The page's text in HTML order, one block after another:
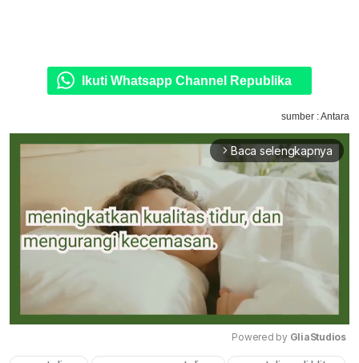
Ikuti Whatsapp Channel Republika
sumber : Antara
arrow_forward_ios Baca selengkapnya
Powered by GliaStudios